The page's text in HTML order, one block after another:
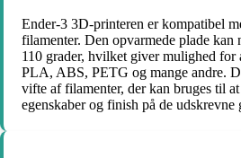
Ender-3 3D-printeren er kompatibel
filamenter. Den opvarmede plade kan
110 grader, hvilket giver mulighed for
PLA, ABS, PETG og mange andre.
vifte af filamenter, der kan bruges til
egenskaber og finish på de udskrevne